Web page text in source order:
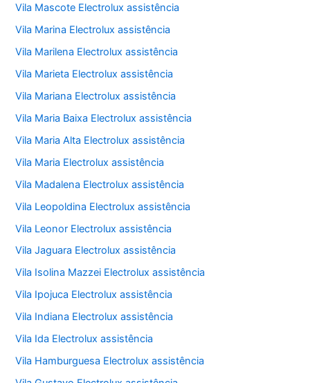
Vila Mascote Electrolux assistência
Vila Marina Electrolux assistência
Vila Marilena Electrolux assistência
Vila Marieta Electrolux assistência
Vila Mariana Electrolux assistência
Vila Maria Baixa Electrolux assistência
Vila Maria Alta Electrolux assistência
Vila Maria Electrolux assistência
Vila Madalena Electrolux assistência
Vila Leopoldina Electrolux assistência
Vila Leonor Electrolux assistência
Vila Jaguara Electrolux assistência
Vila Isolina Mazzei Electrolux assistência
Vila Ipojuca Electrolux assistência
Vila Indiana Electrolux assistência
Vila Ida Electrolux assistência
Vila Hamburguesa Electrolux assistência